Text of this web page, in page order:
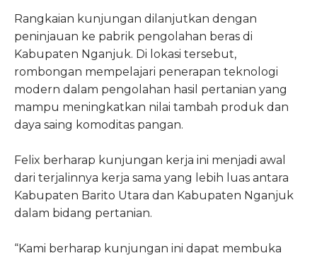
Rangkaian kunjungan dilanjutkan dengan
peninjauan ke pabrik pengolahan beras di
Kabupaten Nganjuk. Di lokasi tersebut,
rombongan mempelajari penerapan teknologi
modern dalam pengolahan hasil pertanian yang
mampu meningkatkan nilai tambah produk dan
daya saing komoditas pangan.
Felix berharap kunjungan kerja ini menjadi awal
dari terjalinnya kerja sama yang lebih luas antara
Kabupaten Barito Utara dan Kabupaten Nganjuk
dalam bidang pertanian.
“Kami berharap kunjungan ini dapat membuka